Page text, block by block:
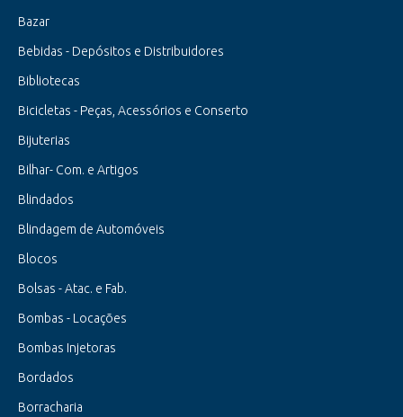
Bazar
Bebidas - Depósitos e Distribuidores
Bibliotecas
Bicicletas - Peças, Acessórios e Conserto
Bijuterias
Bilhar- Com. e Artigos
Blindados
Blindagem de Automóveis
Blocos
Bolsas - Atac. e Fab.
Bombas - Locações
Bombas Injetoras
Bordados
Borracharia